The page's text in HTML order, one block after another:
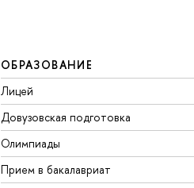
ОБРАЗОВАНИЕ
Лицей
Довузовская подготовка
Олимпиады
Прием в бакалавриат